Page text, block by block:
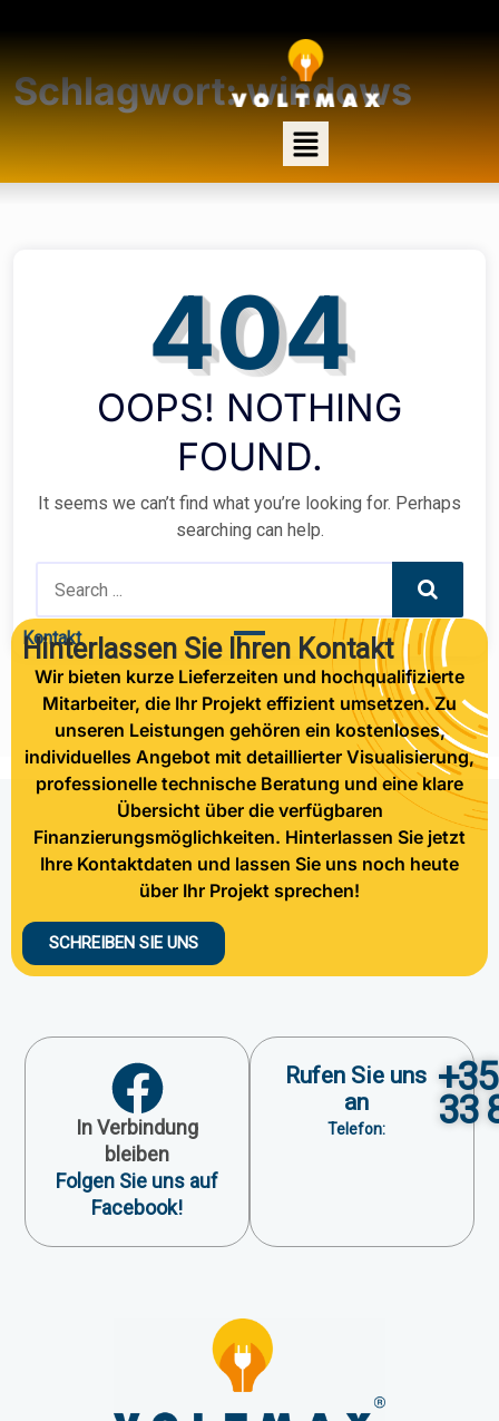
Schlagwort:windows
404
OOPS! NOTHING
FOUND.
It seems we can’t find what you’re looking for. Perhaps
searching can help.
Search
Kontakt
Hinterlassen Sie Ihren Kontakt
Wir bieten kurze Lieferzeiten und hochqualifizierte
Mitarbeiter, die Ihr Projekt effizient umsetzen. Zu
unseren Leistungen gehören ein kostenloses,
individuelles Angebot mit detaillierter Visualisierung,
professionelle technische Beratung und eine klare
Übersicht über die verfügbaren
Finanzierungsmöglichkeiten. Hinterlassen Sie jetzt
Ihre Kontaktdaten und lassen Sie uns noch heute
über Ihr Projekt sprechen!
SCHREIBEN SIE UNS
In Verbindung
bleiben
Folgen Sie uns auf
Facebook!
Rufen Sie uns
an
Telefon: 33